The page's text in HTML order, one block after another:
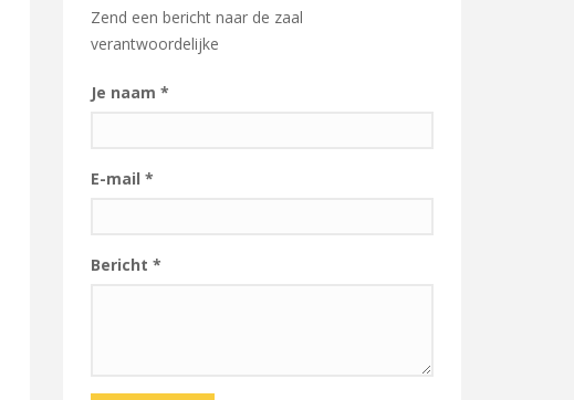
Zend een bericht naar de zaal
verantwoordelijke
Je naam *
E-mail *
Bericht *